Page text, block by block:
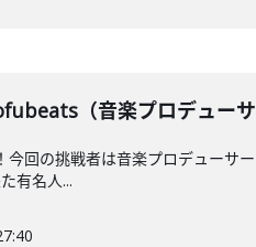
（音楽プロデューサ
回の挑戦者は音楽プロデューサ
有名人...